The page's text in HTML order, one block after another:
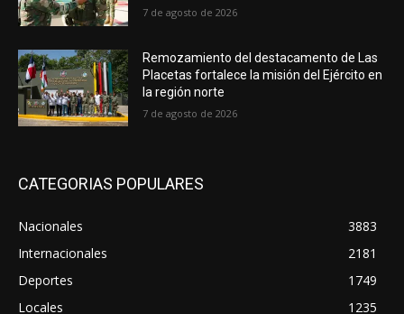
7 de agosto de 2026
Remozamiento del destacamento de Las
Placetas fortalece la misión del Ejército en
la región norte
7 de agosto de 2026
CATEGORIAS POPULARES
Nacionales
3883
Internacionales
2181
Deportes
1749
Locales
1235